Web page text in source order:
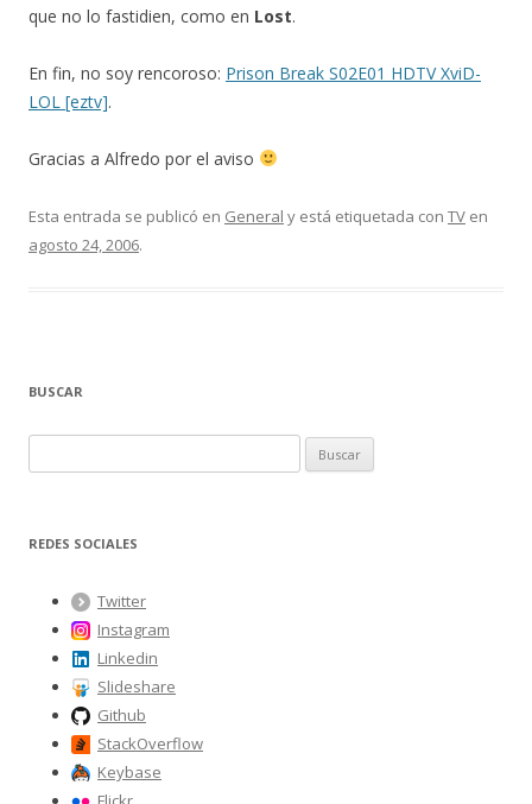
que no lo fastidien, como en Lost.
En fin, no soy rencoroso: Prison Break S02E01 HDTV XviD-
LOL [eztv].
Gracias a Alfredo por el aviso
Esta entrada se publicó en General y está etiquetada con TV en
agosto 24, 2006.
BUSCAR
u
c
REDES SOCIALES
Twitter
Instagram
Linkedin
Slideshare
Github
StackOverflow
Keybase